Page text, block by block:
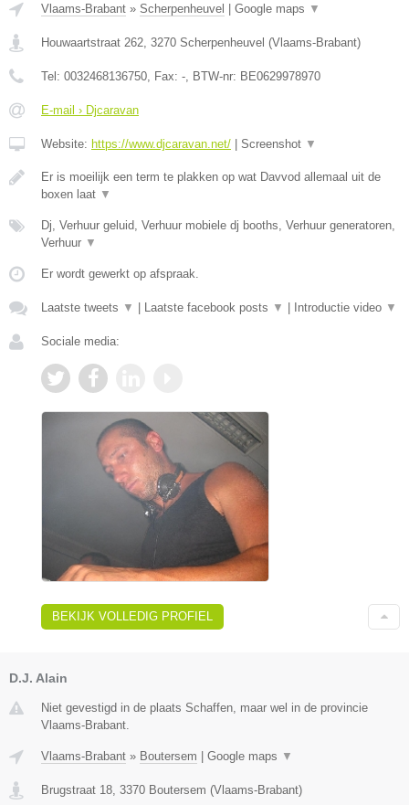
Vlaams-Brabant » Scherpenheuvel | Google maps ▼
Houwaartstraat 262 3270 Scherpenheuvel (Vlaams-Brabant)
Tel: 0032468136750 , Fax: - , BTW-nr: BE0629978970
E-mail › Djcaravan
Website: https://www.djcaravan.net/ | Screenshot ▼
Er is moeilijk een term te plakken op wat Davvod allemaal uit de
boxen laat ▼
Dj, Verhuur geluid, Verhuur mobiele dj booths, Verhuur generatoren,
Verhuur ▼
Er wordt gewerkt op afspraak.
Laatste tweets ▼ | Laatste facebook posts ▼ | Introductie video ▼
Sociale media:
BEKIJK VOLLEDIG PROFIEL
D.J. Alain
Niet gevestigd in de plaats Schaffen, maar wel in de provincie
Vlaams-Brabant.
Vlaams-Brabant » Boutersem Google maps ▼
Brugstraat 18, 3370 Boutersem (Vlaams-Brabant)